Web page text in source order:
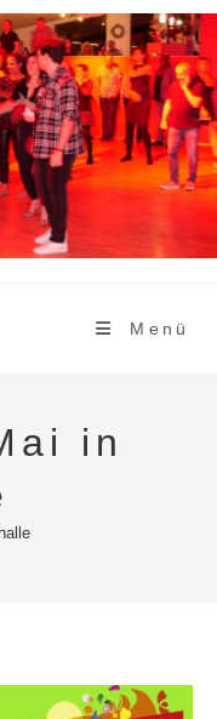
Menü
in